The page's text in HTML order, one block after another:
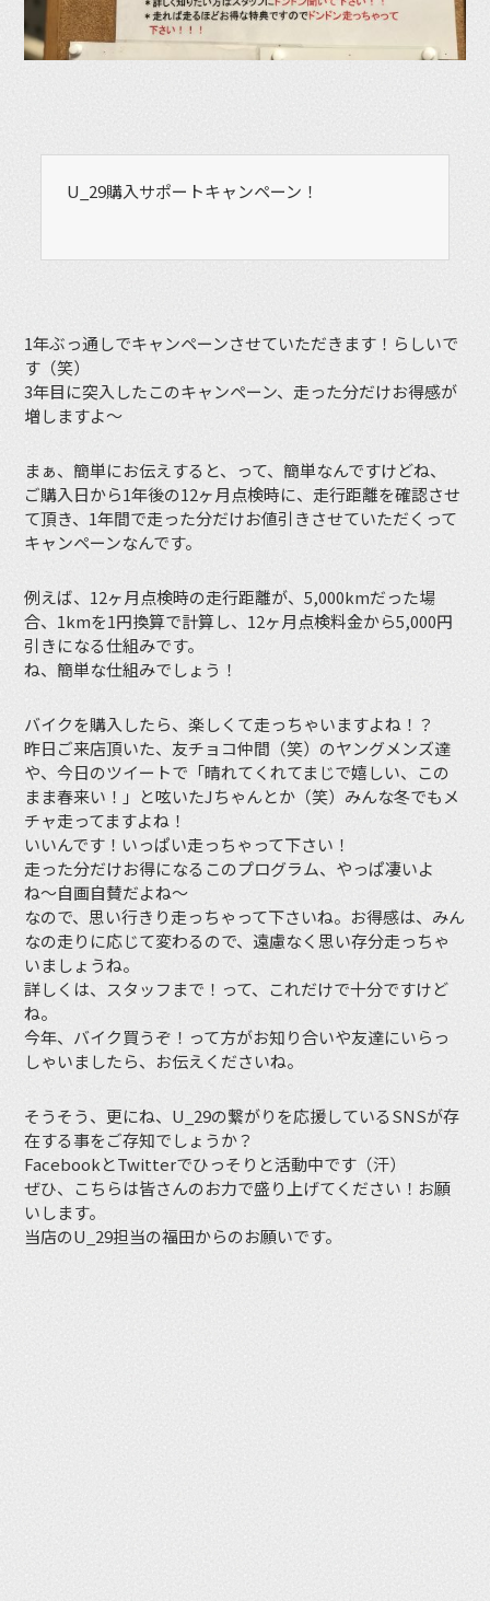
U_29購入サポートキャンペーン！
1年ぶっ通しでキャンペーンさせていただきます！らしいで
す（笑）
3年目に突入したこのキャンペーン、走った分だけお得感が
増しますよ〜
まぁ、簡単にお伝えすると、って、簡単なんですけどね、
ご購入日から1年後の12ヶ月点検時に、走行距離を確認させ
て頂き、1年間で走った分だけお値引きさせていただくって
キャンペーンなんです。
例えば、12ヶ月点検時の走行距離が、5,000kmだった場
合、1kmを1円換算で計算し、12ヶ月点検料金から5,000円
引きになる仕組みです。
ね、簡単な仕組みでしょう！
バイクを購入したら、楽しくて走っちゃいますよね！？
昨日ご来店頂いた、友チョコ仲間（笑）のヤングメンズ達
や、今日のツイートで「晴れてくれてまじで嬉しい、この
まま春来い！」と呟いたJちゃんとか（笑）みんな冬でもメ
チャ走ってますよね！
いいんです！いっぱい走っちゃって下さい！
走った分だけお得になるこのプログラム、やっぱ凄いよ
ね〜自画自賛だよね〜
なので、思い行きり走っちゃって下さいね。お得感は、みん
なの走りに応じて変わるので、遠慮なく思い存分走っちゃ
いましょうね。
詳しくは、スタッフまで！って、これだけで十分ですけど
ね。
今年、バイク買うぞ！って方がお知り合いや友達にいらっ
しゃいましたら、お伝えくださいね。
そうそう、更にね、U_29の繋がりを応援しているSNSが存
在する事をご存知でしょうか？
FacebookとTwitterでひっそりと活動中です（汗）
ぜひ、こちらは皆さんのお力で盛り上げてください！お願
いします。
当店のU_29担当の福田からのお願いです。